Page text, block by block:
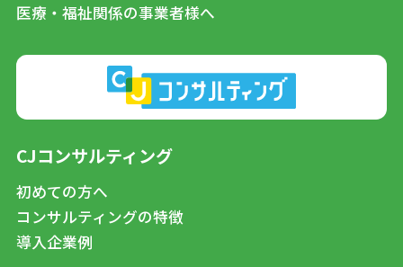
医療・福祉関係の事業者様へ
CJコンサルティング
初めての方へ
コンサルティングの特徴
導入企業例